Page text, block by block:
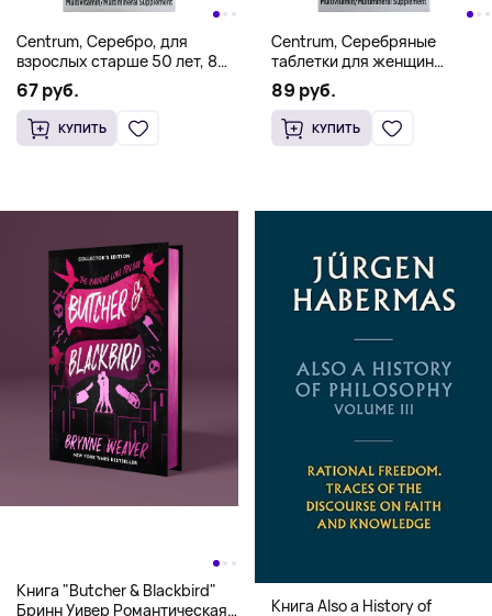
Centrum, Серебро, для
взрослых старше 50 лет, 80
таблеток
67 руб.
КУПИТЬ
Centrum, Серебряные
таблетки для женщин
старше 50 лет, 100 таблеток
89 руб.
КУПИТЬ
Книга "Butcher & Blackbird"
Бринн Уивер Романтическая
Книга Also a History of